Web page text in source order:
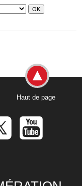
Haut de page